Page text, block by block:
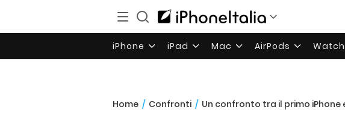
iPhone iPad Mac AirPods Watch
Home / Confronti / Un confronto tra il primo iPhone